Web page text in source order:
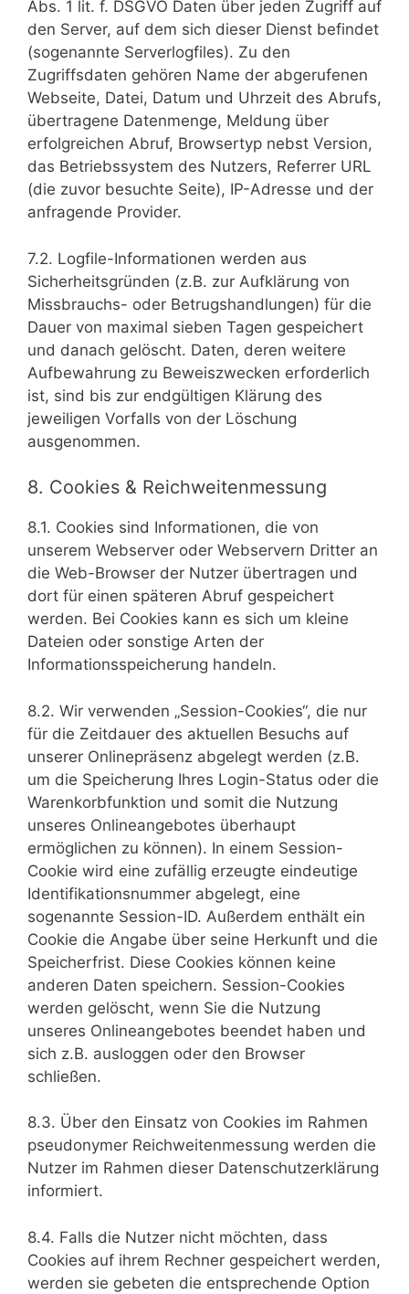
Abs. 1 lit. f. DSGVO Daten über jeden Zugriff auf
den Server, auf dem sich dieser Dienst befindet
(sogenannte Serverlogfiles). Zu den
Zugriffsdaten gehören Name der abgerufenen
Webseite, Datei, Datum und Uhrzeit des Abrufs,
übertragene Datenmenge, Meldung über
erfolgreichen Abruf, Browsertyp nebst Version,
das Betriebssystem des Nutzers, Referrer URL
(die zuvor besuchte Seite), IP-Adresse und der
anfragende Provider.
7.2. Logfile-Informationen werden aus
Sicherheitsgründen (z.B. zur Aufklärung von
Missbrauchs- oder Betrugshandlungen) für die
Dauer von maximal sieben Tagen gespeichert
und danach gelöscht. Daten, deren weitere
Aufbewahrung zu Beweiszwecken erforderlich
ist, sind bis zur endgültigen Klärung des
jeweiligen Vorfalls von der Löschung
ausgenommen.
8. Cookies & Reichweitenmessung
8.1. Cookies sind Informationen, die von
unserem Webserver oder Webservern Dritter an
die Web-Browser der Nutzer übertragen und
dort für einen späteren Abruf gespeichert
werden. Bei Cookies kann es sich um kleine
Dateien oder sonstige Arten der
Informationsspeicherung handeln.
8.2. Wir verwenden „Session-Cookies“, die nur
für die Zeitdauer des aktuellen Besuchs auf
unserer Onlinepräsenz abgelegt werden (z.B.
um die Speicherung Ihres Login-Status oder die
Warenkorbfunktion und somit die Nutzung
unseres Onlineangebotes überhaupt
ermöglichen zu können). In einem Session-
Cookie wird eine zufällig erzeugte eindeutige
Identifikationsnummer abgelegt, eine
sogenannte Session-ID. Außerdem enthält ein
Cookie die Angabe über seine Herkunft und die
Speicherfrist. Diese Cookies können keine
anderen Daten speichern. Session-Cookies
werden gelöscht, wenn Sie die Nutzung
unseres Onlineangebotes beendet haben und
sich z.B. ausloggen oder den Browser
schließen.
8.3. Über den Einsatz von Cookies im Rahmen
pseudonymer Reichweitenmessung werden die
Nutzer im Rahmen dieser Datenschutzerklärung
informiert.
8.4. Falls die Nutzer nicht möchten, dass
Cookies auf ihrem Rechner gespeichert werden,
werden sie gebeten die entsprechende Option